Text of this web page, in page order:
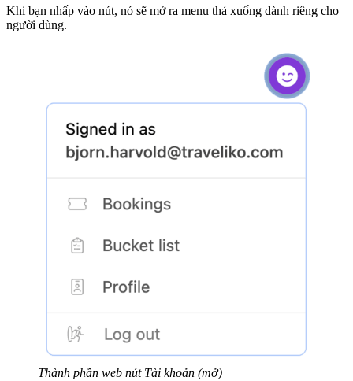
Khi bạn nhấp vào nút, nó sẽ mở ra menu thả xuống dành riêng cho
người dùng.
Thành phần web nút Tài khoản (mở)